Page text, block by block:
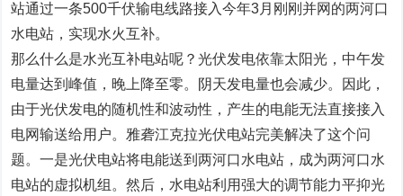
站通过一条500千伏输电线路接入今年3月刚刚并网的两河口
水电站，实现水火互补。
那么什么是水光互补电站呢？光伏发电依靠太阳光，中午发
电量达到峰值，晚上降至零。阴天发电量也会减少。因此，
由于光伏发电的随机性和波动性，产生的电能无法直接接入
电网输送给用户。雅砻江克拉光伏电站完美解决了这个问
题。一是光伏电站将电能送到两河口水电站，成为两河口水
电站的虚拟机组。然后，水电站利用强大的调节能力平抑光